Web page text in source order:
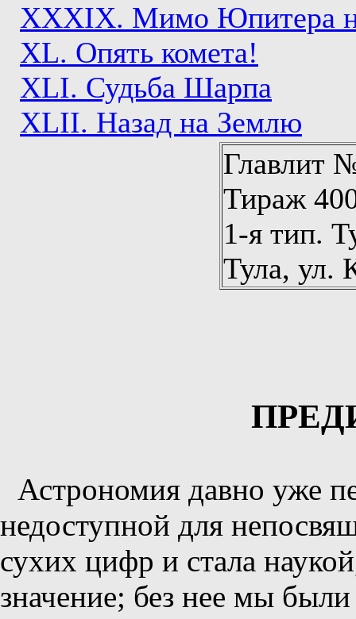
XXXIX. Мимо Юпитера
XL. Опять комета!
XLI. Судьба Шарпа
XLII. Назад на Землю
Главлит
Тираж
1-я тип.
Тула, ул.
Астрономия давно уже
недоступной для
сухих цифр и стала
значение; без нее мы